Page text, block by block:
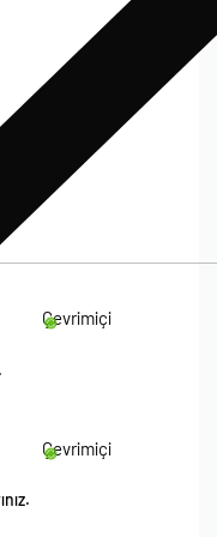
Açık Rıza Metni
Çevrimiçi
Çevrimiçi